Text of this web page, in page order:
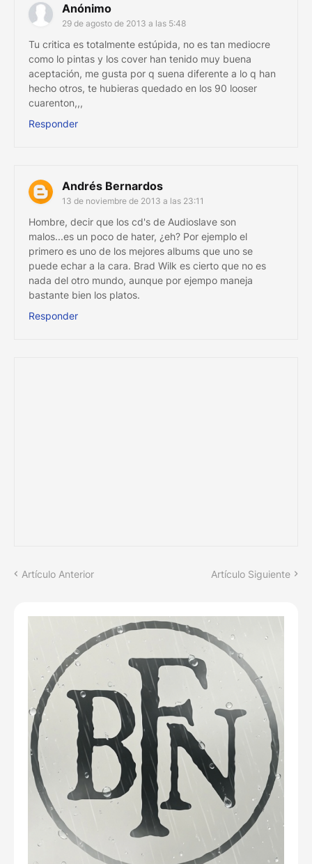
Anónimo
29 de agosto de 2013 a las 5:48
Tu critica es totalmente estúpida, no es tan mediocre
como lo pintas y los cover han tenido muy buena
aceptación, me gusta por q suena diferente a lo q han
hecho otros, te hubieras quedado en los 90 looser
cuarenton,,,
Responder
Andrés Bernardos
13 de noviembre de 2013 a las 23:11
Hombre, decir que los cd's de Audioslave son
malos...es un poco de hater, ¿eh? Por ejemplo el
primero es uno de los mejores albums que uno se
puede echar a la cara. Brad Wilk es cierto que no es
nada del otro mundo, aunque por ejempo maneja
bastante bien los platos.
Responder
Artículo Anterior Artículo Siguiente